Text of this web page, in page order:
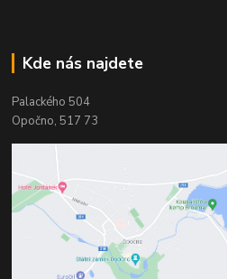
Kde nás najdete
Palackého 504
Opočno, 517 73